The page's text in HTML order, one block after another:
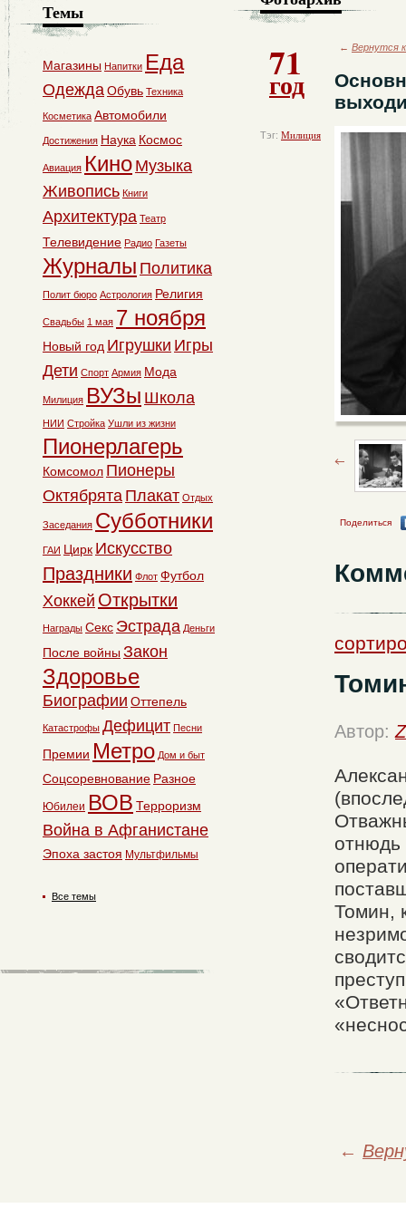
71
год
Тэг: Милиция
← Вернутся
Поделиться
Автор:
отнюдь
Томин,
←
Темы
Магазины Напитки Еда
ОдеждаОбувь Техника
Косметика Автомобили
Достижения Наука Космос
Авиация Кино Музыка
Живопись Книги
Архитектура Театр
Телевидение Радио Газеты
Журналы Политика
Полит бюро Астрология Религия
Свадьбы 1 мая 7 ноября
Новый год Игрушки Игры
Дети Спорт Армия Мода
Милиция ВУЗы Школа
НИИ Стройка Ушли из жизни
Пионерлагерь
Комсомол Пионеры
Октябрята Плакат Отдых
Заседания Субботники
ГАИ Цирк Искусство
Праздники Флот Футбол
Хоккей Открытки
Награды Секс Эстрада Деньги
После войны Закон
Здоровье
Биографии Оттепель
Катастрофы Дефицит Песни
Премии Метро Дом и быт
Соцсоревнование Разное
Юбилеи ВОВ Терроризм
Война в Афганистане
Эпоха застоя Мультфильмы
Все темы